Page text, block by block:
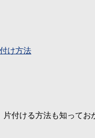
け方法
片付ける方法も知ってお